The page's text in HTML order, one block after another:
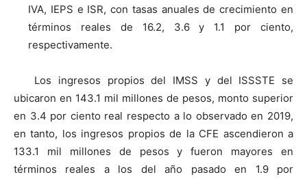
IVA, IEPS e ISR, con tasas anuales de crecimiento en
términos reales de 16.2, 3.6 y 1.1 por ciento,
respectivamente.
Los ingresos propios del IMSS y del ISSSTE se
ubicaron en 143.1 mil millones de pesos, monto superior
en 3.4 por ciento real respecto a lo observado en 2019,
en tanto, los ingresos propios de la CFE ascendieron a
133.1 mil millones de pesos y fueron mayores en
términos reales a los del año pasado en 1.9 por